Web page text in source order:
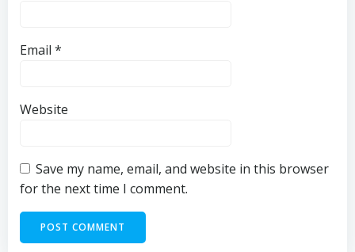
Email *
Website
Save my name, email, and website in this browser
for the next time I comment.